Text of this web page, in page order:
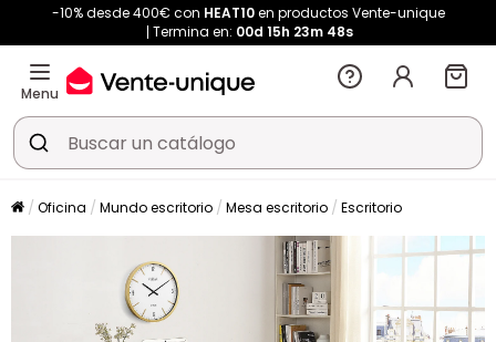
-10% desde 400€ con HEAT10en productos Vente-unique
Termina en: 00d 15h 23m 47s
Menu
Oficina Mundo escritorio Mesa escritorio Escritorio